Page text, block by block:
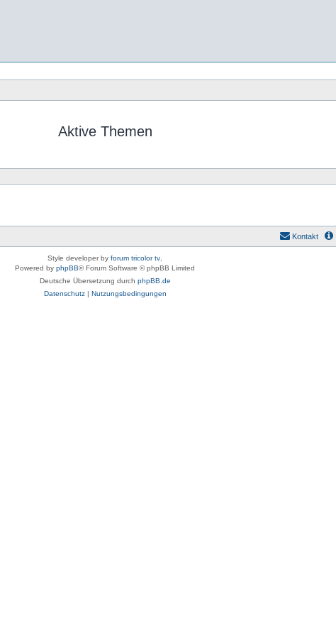
Aktive Themen
Kontakt
Style developer by forum tricolor tv
Powered by phpBB® Forum Software © phpBB Limited
Deutsche Übersetzung durch phpBB.de
Datenschutz| Nutzungsbedingungen